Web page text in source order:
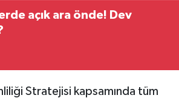
açık ara önde! Dev
Stratejisi kapsamında tüm